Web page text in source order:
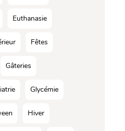
Euthanasie
Fêtes
Gâteries
Glycémie
Hiver